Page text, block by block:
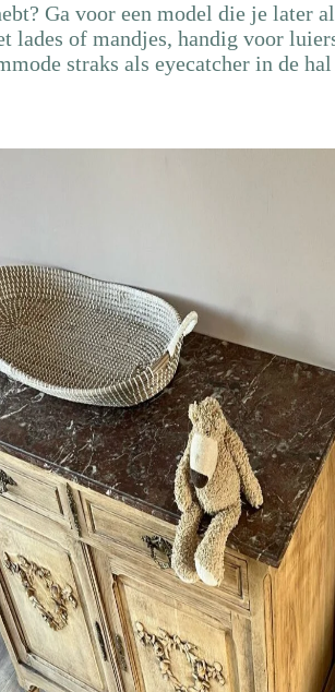
Ga voor een model die je later
lades of mandjes, handig voor
straks als eyecatcher in de